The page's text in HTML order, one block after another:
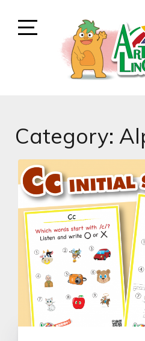
Category: